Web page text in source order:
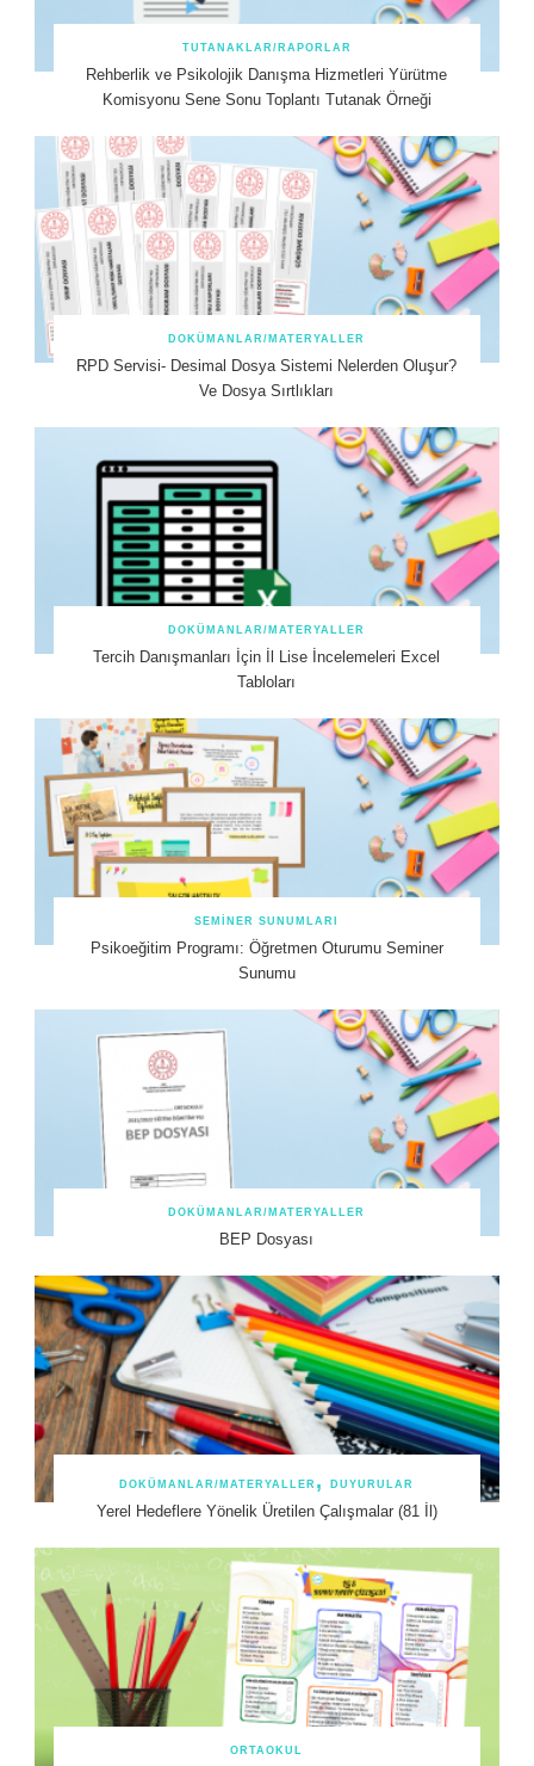
TUTANAKLAR/RAPORLAR
Rehberlik ve Psikolojik Danışma Hizmetleri Yürütme
Komisyonu Sene Sonu Toplantı Tutanak Örneği
DOKÜMANLAR/MATERYALLER
RPD Servisi- Desimal Dosya Sistemi Nelerden Oluşur?
Ve Dosya Sırtlıkları
DOKÜMANLAR/MATERYALLER
Tercih Danışmanları İçin İl Lise İncelemeleri Excel
Tabloları
SEMINER SUNUMLARI
Psikoeğitim Programı: Öğretmen Oturumu Seminer
Sunumu
DOKÜMANLAR/MATERYALLER
BEP Dosyası
DOKÜMANLAR/MATERYALLER DUYURULAR
Yerel Hedeflere Yönelik Üretilen Çalışmalar (81 İl)
ORTAOKUL